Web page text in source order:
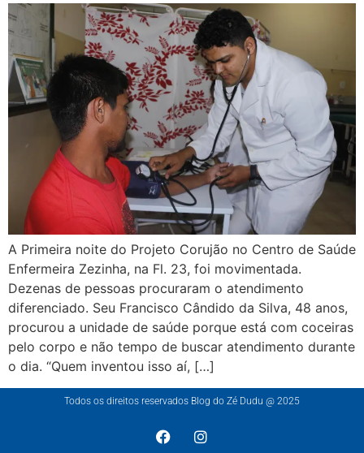
A Primeira noite do Projeto Corujão no Centro de Saúde
Enfermeira Zezinha, na Fl. 23, foi movimentada.
Dezenas de pessoas procuraram o atendimento
diferenciado. Seu Francisco Cândido da Silva, 48 anos,
procurou a unidade de saúde porque está com coceiras
pelo corpo e não tempo de buscar atendimento durante
o dia. “Quem inventou isso aí, […]
Todos os direitos reservados Blog do Zé Dudu @ 2025